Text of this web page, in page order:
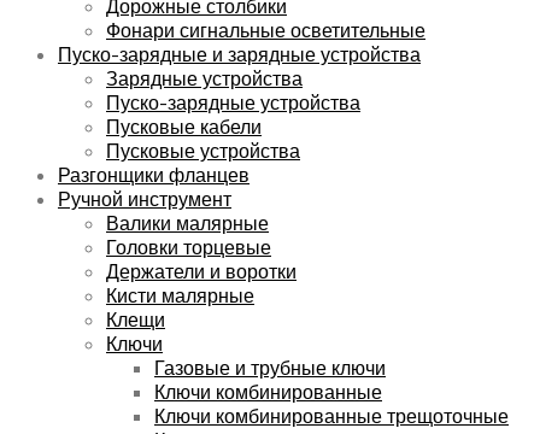
Дорожные столбики
Фонари сигнальные осветительные
Пуско-зарядные и зарядные устройства
Зарядные устройства
Пуско-зарядные устройства
Пусковые кабели
Пусковые устройства
Разгонщики фланцев
Ручной инструмент
Валики малярные
Головки торцевые
Держатели и воротки
Кисти малярные
Клещи
Ключи
Газовые и трубные ключи
Ключи комбинированные
Ключи комбинированные трещоточные